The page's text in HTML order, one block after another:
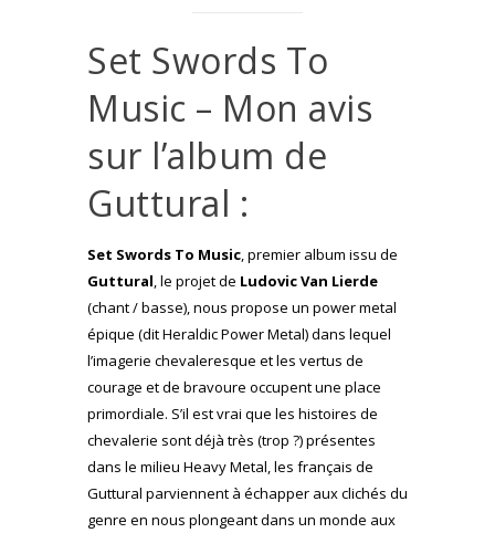
Set Swords To
Music – Mon avis
sur l’album de
Guttural :
Set Swords To Music, premier album issu de
Guttural, le projet de Ludovic Van Lierde
(chant / basse), nous propose un power metal
épique (dit Heraldic Power Metal) dans lequel
l’imagerie chevaleresque et les vertus de
courage et de bravoure occupent une place
primordiale. S’il est vrai que les histoires de
chevalerie sont déjà très (trop ?) présentes
dans le milieu Heavy Metal, les français de
Guttural parviennent à échapper aux clichés du
genre en nous plongeant dans un monde aux